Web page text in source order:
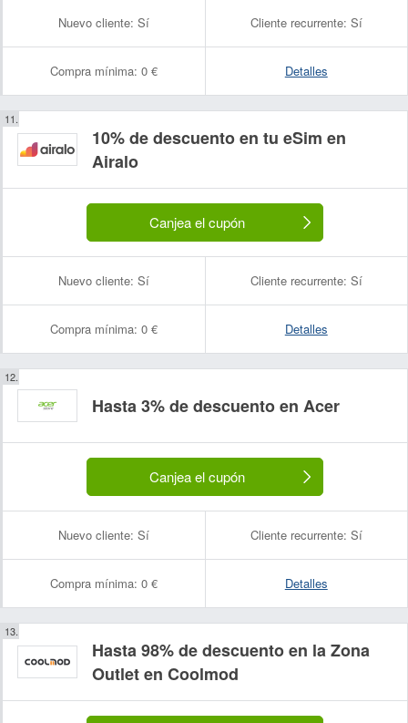
Nuevo cliente: Sí Cliente recurrente: Sí
Compra mínima: 0 € Detalles
10% de descuento en tu eSim en
Airalo
Canjea el cupón
Nuevo cliente: Sí Cliente recurrente: Sí
Compra mínima: 0 € Detalles
Hasta 3% de descuento en Acer
Canjea el cupón
Nuevo cliente: Sí Cliente recurrente: Sí
Compra mínima: 0 € Detalles
Hasta 98% de descuento en la Zona
Outlet en Coolmod